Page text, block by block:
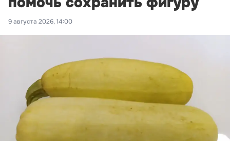
9 августа 2026, 14:00